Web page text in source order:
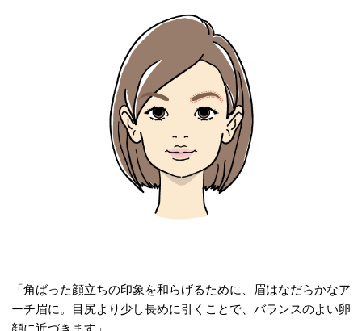
「角ばった顔立ちの印象を和らげるために、眉はなだらかなア
ーチ眉に。目尻より少し長めに引くことで、バランスのよい卵